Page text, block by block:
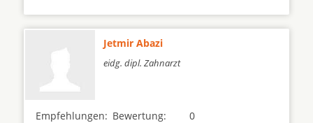
Jetmir Abazi
eidg. dipl. Zahnarzt
Empfehlungen: 0
Bewertung: